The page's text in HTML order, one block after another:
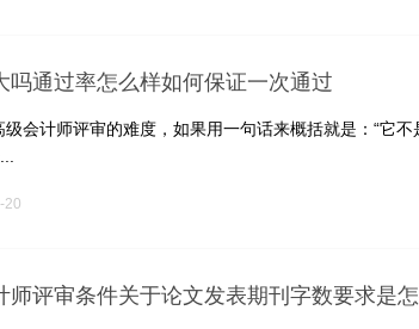
吗通过率怎么样如何保证一次通过
会计师评审的难度，如果用一句话来概括就是：“它不
20
师评审条件关于论文发表期刊字数要求是